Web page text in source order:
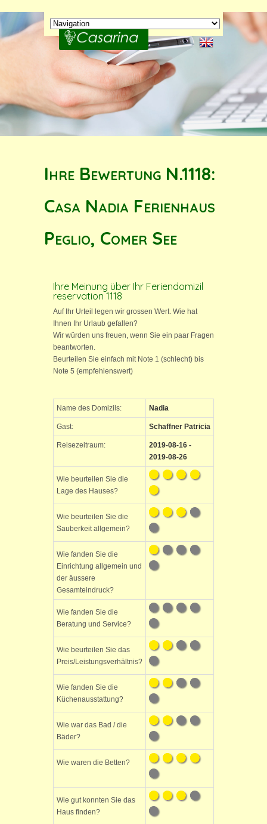
Ihre Bewertung N.1118:
Casa Nadia Ferienhaus
Peglio, Comer See
Ihre Meinung über Ihr Feriendomizil
reservation 1118
Auf Ihr Urteil legen wir grossen Wert. Wie hat
Ihnen Ihr Urlaub gefallen?
Wir würden uns freuen, wenn Sie ein paar Fragen
beantworten.
Beurteilen Sie einfach mit Note 1 (schlecht) bis
Note 5 (empfehlenswert)
Name des Domizils: Nadia
Gast: Schaffner Patricia
Reisezeitraum:
2019-08-16 -
2019-08-26
Wie beurteilen Sie die
Lage des Hauses?
Wie beurteilen Sie die
Sauberkeit allgemein?
Wie fanden Sie die
Einrichtung allgemein und
der äussere
Gesamteindruck?
Wie fanden Sie die
Beratung und Service?
Wie beurteilen Sie das
Preis/Leistungsverhältnis?
Wie fanden Sie die
Küchenausstattung?
Wie war das Bad / die
Bäder?
Wie waren die Betten?
Wie gut konnten Sie das
Haus finden?